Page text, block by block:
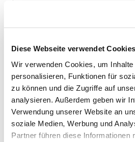
Diese Webseite verwendet Cookies
Wir verwenden Cookies, um
personalisieren, Funktionen für
zu können und die Zugriffe auf
analysieren. Außerdem geben wir
Verwendung unserer Website an
soziale Medien, Werbung und
Partner führen diese Informationen
Dekanat
Dekanat
Hersfeld